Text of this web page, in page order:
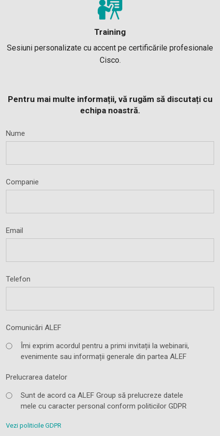
Training
Sesiuni personalizate cu accent pe certificările profesionale
Cisco.
Pentru mai multe informații, vă rugăm să discutați cu
echipa noastră.
Nume
Companie
Email
Telefon
Comunicări ALEF
Îmi exprim acordul pentru a primi invitații la webinarii,
evenimente sau informații generale din partea ALEF
Prelucrarea datelor
Sunt de acord ca ALEF Group să prelucreze datele
mele cu caracter personal conform politicilor GDPR
Vezi politicile GDPR